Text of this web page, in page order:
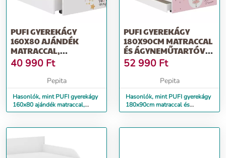
PUFI GYEREKÁGY
160X80 AJÁNDÉK
MATRACCAL,
ÁGYNEMŰTARTÓ
NÉLKÜL - M...
40 990 Ft
Pepita
Hasonlók, mint PUFI gyerekágy
160x80 ajándék matraccal,
ágyneműtartó nélkül - m...
PUFI GYEREKÁGY
180X90CM MATRACCAL
ÉS ÁGYNEMŰTARTÓVAL
- HERCEGNŐ
52 990 Ft
Pepita
Hasonlók, mint PUFI gyerekágy
180x90cm matraccal és
ágyneműtartóval - hercegnő